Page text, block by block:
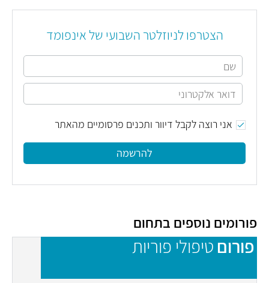
הצטרפו לניוזלטר השבועי של אינפומד
אני רוצה לקבל דיוור ותכנים פרסומיים מהאתר
להרשמה
פורומים נוספים בתחום
פורום טיפולי פוריות